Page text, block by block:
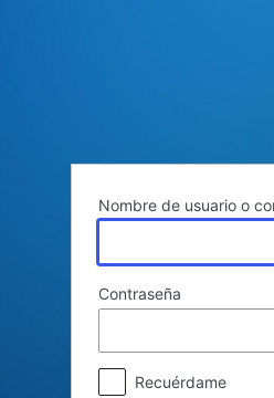
Nombre de usuario o
Contraseña
Recuérdame